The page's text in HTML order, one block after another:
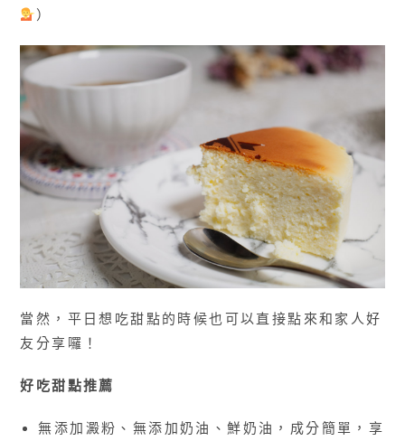
）
當然，平日想吃甜點的時候也可以直接點來和家人好
友分享囉！
好吃甜點推薦
無添加澱粉、無添加奶油、鮮奶油，成分簡單，享